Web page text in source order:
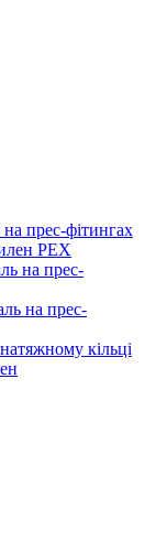
прес-фітингах
PEX
на прес-
на прес-
кільці